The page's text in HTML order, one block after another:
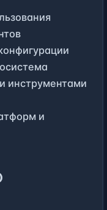
инструментами
и